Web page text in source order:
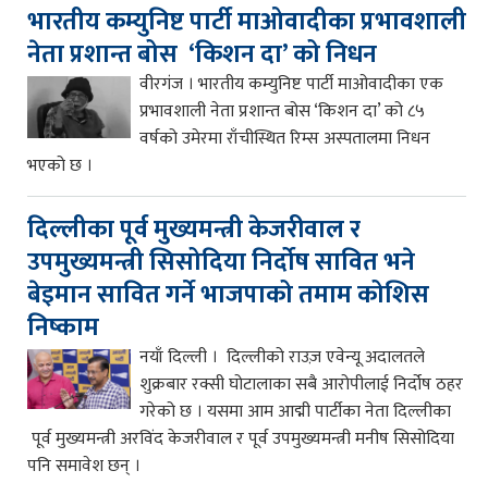
भारतीय कम्युनिष्ट पार्टी माओवादीका प्रभावशाली
नेता प्रशान्त बोस ‘किशन दा’ को निधन
वीरगंज । भारतीय कम्युनिष्ट पार्टी माओवादीका एक
प्रभावशाली नेता प्रशान्त बोस ‘किशन दा’ को ८५
वर्षको उमेरमा राँचीस्थित रिम्स अस्पतालमा निधन
भएको छ ।
दिल्लीका पूर्व मुख्यमन्त्री केजरीवाल र
उपमुख्यमन्त्री सिसोदिया निर्दोष सावित भने
बेइमान सावित गर्ने भाजपाको तमाम कोशिस
निष्काम
नयाँ दिल्ली । दिल्लीको राउज़ एवेन्यू अदालतले
शुक्रबार रक्सी घोटालाका सबै आरोपीलाई निर्दोष ठहर
गरेको छ । यसमा आम आद्मी पार्टीका नेता दिल्लीका
पूर्व मुख्यमन्त्री अरविंद केजरीवाल र पूर्व उपमुख्यमन्त्री मनीष सिसोदिया
पनि समावेश छन् ।